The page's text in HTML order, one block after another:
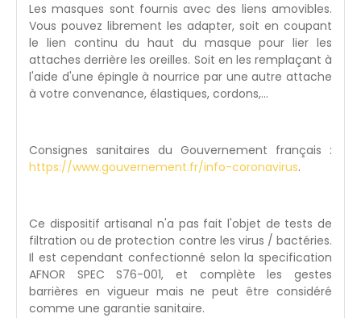
Les masques sont fournis avec des liens amovibles.
Vous pouvez librement les adapter, soit en coupant
le lien continu du haut du masque pour lier les
attaches derrière les oreilles. Soit en les remplaçant à
l'aide d'une épingle à nourrice par une autre attache
à votre convenance, élastiques, cordons,...
Consignes sanitaires du Gouvernement français :
https://www.gouvernement.fr/info-coronavirus.
Ce dispositif artisanal n'a pas fait l'objet de tests de
filtration ou de protection contre les virus / bactéries.
Il est cependant confectionné selon la specification
AFNOR SPEC S76-001, et complète les gestes
barrières en vigueur mais ne peut être considéré
comme une garantie sanitaire.